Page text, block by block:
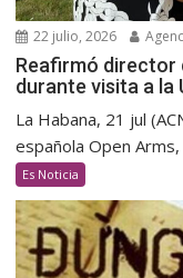
22 julio, 2026
Reafirmó director
durante visita a la
La Habana, 21 jul
española Open
Es Noticia